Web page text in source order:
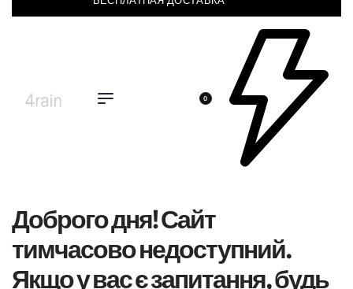
0
Доброго дня! Сайт
тимчасово недоступний.
Якщо у вас є запитання, будь